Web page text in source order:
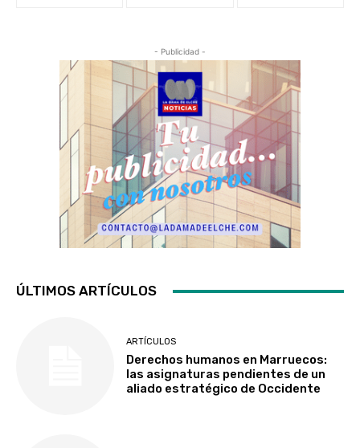
- Publicidad -
ÚLTIMOS ARTÍCULOS
ARTÍCULOS
Derechos humanos en Marruecos:
las asignaturas pendientes de un
aliado estratégico de Occidente